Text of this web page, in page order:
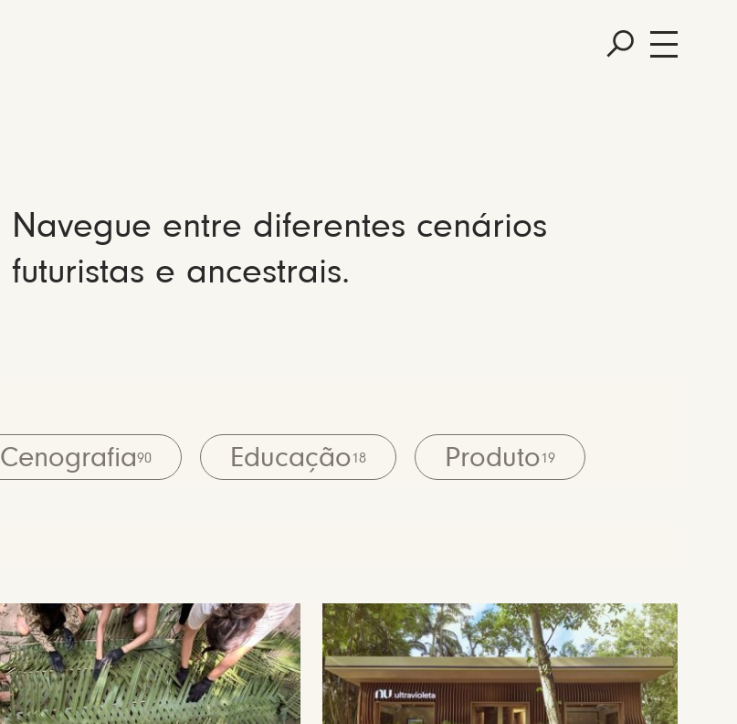
Navegue entre diferentes cenários
futuristas e ancestrais.
Cenografia90 Educação18 Produto19